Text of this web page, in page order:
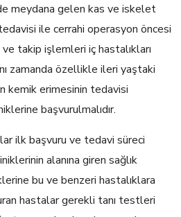
meydana gelen kas ve iskelet
ile cerrahi operasyon öncesi
takip işlemleri iç hastalıkları
zamanda özellikle ileri yaştaki
kemik erimesinin tedavisi
başvurulmalıdır.
ilk başvuru ve tedavi süreci
alanına giren sağlık
bu ve benzeri hastalıklara
hastalar gerekli tanı testleri